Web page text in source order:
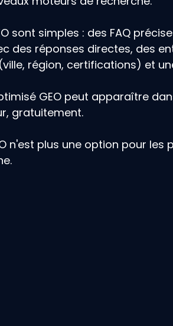
sont simples : des FAQ
des réponses directes, des
région, certifications) et
GEO peut apparaître
gratuitement.
n'est plus une option pour